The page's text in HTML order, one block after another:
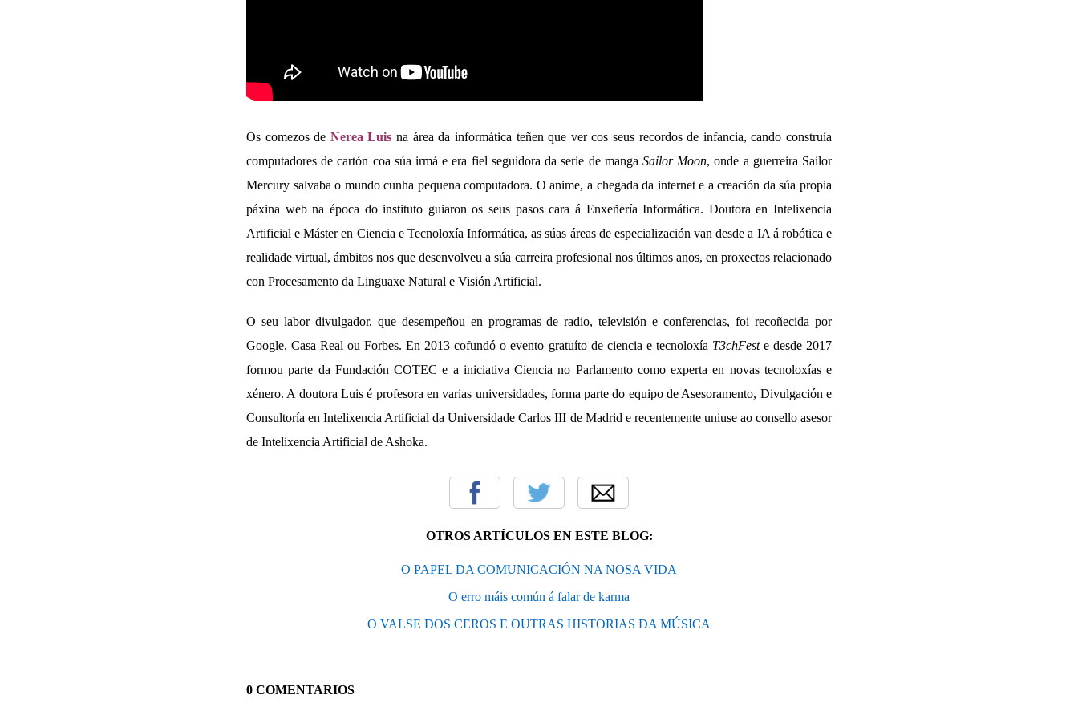
Os comezos de Nerea Luis na área da informática teñen que ver cos seus recordos de infancia, cando construía
computadores de cartón coa súa irmá e era fiel seguidora da serie de manga Sailor Moon, onde a guerreira Sailor
Mercury salvaba o mundo cunha pequena computadora. O anime, a chegada da internet e a creación da súa propia
páxina web na época do instituto guiaron os seus pasos cara á Enxeñería Informática. Doutora en Intelixencia
Artificial e Máster en Ciencia e Tecnoloxía Informática, as súas áreas de especialización van desde a IA á robótica e
realidade virtual, ámbitos nos que desenvolveu a súa carreira profesional nos últimos anos, en proxectos relacionado
con Procesamento da Linguaxe Natural e Visión Artificial.
O seu labor divulgador, que desempeñou en programas de radio, televisión e conferencias, foi recoñecida por
Google, Casa Real ou Forbes. En 2013 cofundó o evento gratuíto de ciencia e tecnoloxía T3chFeste desde 2017
formou parte da Fundación COTEC e a iniciativa Ciencia no Parlamento como experta en novas tecnoloxías e
xénero. A doutora Luis é profesora en varias universidades, forma parte do equipo de Asesoramento, Divulgación e
Consultoría en Intelixencia Artificial da Universidade Carlos III de Madrid e recentemente uniuse ao consello asesor
de Intelixencia Artificial de Ashoka.
OTROS ARTÍCULOS EN ESTE BLOG:
O PAPEL DA COMUNICACIÓN NA NOSA VIDA
O erro máis común á falar de karma
O VALSE DOS CEROS E OUTRAS HISTORIAS DA MÚSICA
0 COMENTARIOS